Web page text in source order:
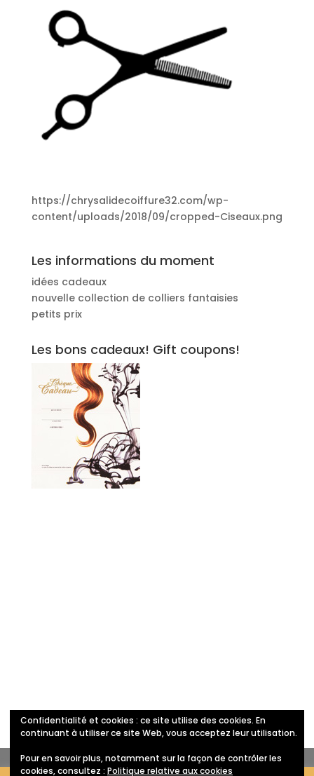
https://chrysalidecoiffure32.com/wp-
content/uploads/2018/09/cropped-Ciseaux.png
Les informations du moment
idées cadeaux
nouvelle collection de colliers fantaisies
petits prix
Les bons cadeaux! Gift coupons!
Politique de confidentialité
Confidentialité et cookies : ce site utilise des cookies. En
continuant à utiliser ce site Web, vous acceptez leur utilisation.
Pour en savoir plus, notamment sur la façon de contrôler les
cookies, consultez : Politique relative aux cookies